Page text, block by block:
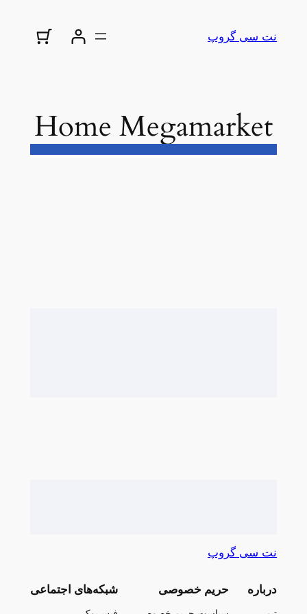
نت سی گروپ
Home Megamarket
نت سی گروپ
درباره حریم خصوصی شبکه‌های اجتماعی